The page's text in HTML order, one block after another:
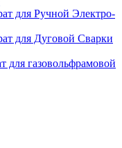
для Ручной Электро-
для Дуговой Сварки
для газовольфрамовой